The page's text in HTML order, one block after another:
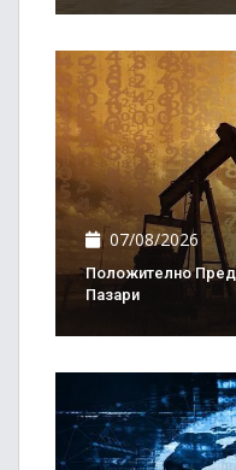
07/08/2026
Положително
Пазари